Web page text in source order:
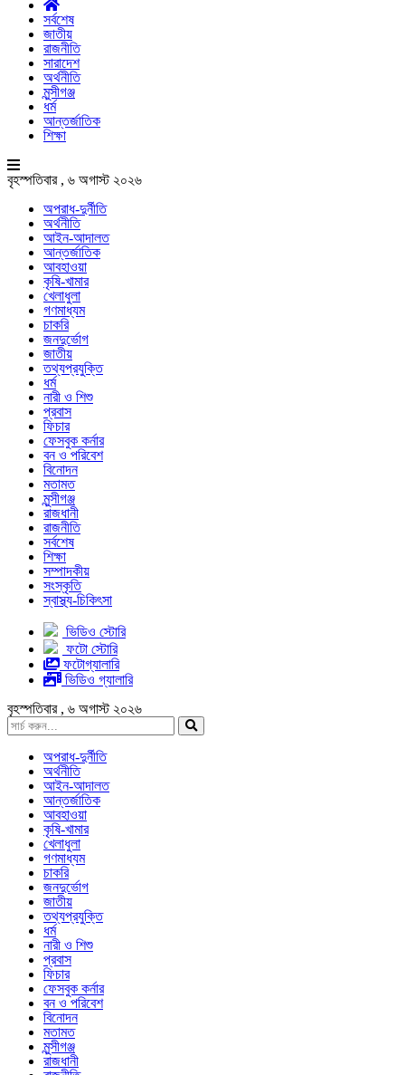
সর্বশেষ
জাতীয়
রাজনীতি
সারাদেশ
অর্থনীতি
মুন্সীগঞ্জ
ধর্ম
আন্তর্জাতিক
শিক্ষা
বৃহস্পতিবার , ৬ অগাস্ট ২০২৬
অপরাধ-দুর্নীতি
অর্থনীতি
আইন-আদালত
আন্তর্জাতিক
আবহাওয়া
কৃষি-খামার
খেলাধুলা
গণমাধ্যম
চাকরি
জনদুর্ভোগ
জাতীয়
তথ্যপ্রযুক্তি
ধর্ম
নারী ও শিশু
প্রবাস
ফিচার
ফেসবুক কর্নার
বন ও পরিবেশ
বিনোদন
মতামত
মুন্সীগঞ্জ
রাজধানী
রাজনীতি
সর্বশেষ
শিক্ষা
সম্পাদকীয়
সংস্কৃতি
স্বাস্থ্য-চিকিৎসা
ভিডিও স্টোরি
ফটো স্টোরি
ফটোগ্যালারি
ভিডিও গ্যালারি
বৃহস্পতিবার , ৬ অগাস্ট ২০২৬
অপরাধ-দুর্নীতি
অর্থনীতি
আইন-আদালত
আন্তর্জাতিক
আবহাওয়া
কৃষি-খামার
খেলাধুলা
গণমাধ্যম
চাকরি
জনদুর্ভোগ
জাতীয়
তথ্যপ্রযুক্তি
ধর্ম
নারী ও শিশু
প্রবাস
ফিচার
ফেসবুক কর্নার
বন ও পরিবেশ
বিনোদন
মতামত
মুন্সীগঞ্জ
রাজধানী